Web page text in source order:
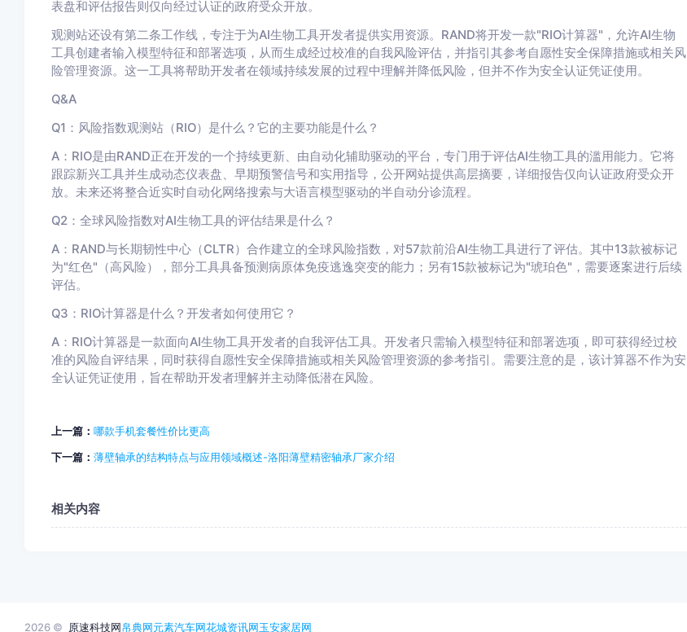
表盘和评估报告则仅向经过认证的政府受众开放。
观测站还设有第二条工作线，专注于为AI生物工具开发者提供实用资源。RAND将开发一款"RIO计算器"，允许AI生物
工具创建者输入模型特征和部署选项，从而生成经过校准的自我风险评估，并指引其参考自愿性安全保障措施或相关风
险管理资源。这一工具将帮助开发者在领域持续发展的过程中理解并降低风险，但并不作为安全认证凭证使用。
Q&A
Q1：风险指数观测站（RIO）是什么？它的主要功能是什么？
A：RIO是由RAND正在开发的一个持续更新、由自动化辅助驱动的平台，专门用于评估AI生物工具的滥用能力。它将
跟踪新兴工具并生成动态仪表盘、早期预警信号和实用指导，公开网站提供高层摘要，详细报告仅向认证政府受众开
放。未来还将整合近实时自动化网络搜索与大语言模型驱动的半自动分诊流程。
Q2：全球风险指数对AI生物工具的评估结果是什么？
A：RAND与长期韧性中心（CLTR）合作建立的全球风险指数，对57款前沿AI生物工具进行了评估。其中13款被标记
为"红色"（高风险），部分工具具备预测病原体免疫逃逸突变的能力；另有15款被标记为"琥珀色"，需要逐案进行后续
评估。
Q3：RIO计算器是什么？开发者如何使用它？
A：RIO计算器是一款面向AI生物工具开发者的自我评估工具。开发者只需输入模型特征和部署选项，即可获得经过校
准的风险自评结果，同时获得自愿性安全保障措施或相关风险管理资源的参考指引。需要注意的是，该计算器不作为安
全认证凭证使用，旨在帮助开发者理解并主动降低潜在风险。
上一篇： 哪款手机套餐性价比更高
下一篇： 薄壁轴承的结构特点与应用领域概述-洛阳薄壁精密轴承厂家介绍
相关内容
2026 © 原速科技网帛典网元素汽车网花城资讯网玉安家居网